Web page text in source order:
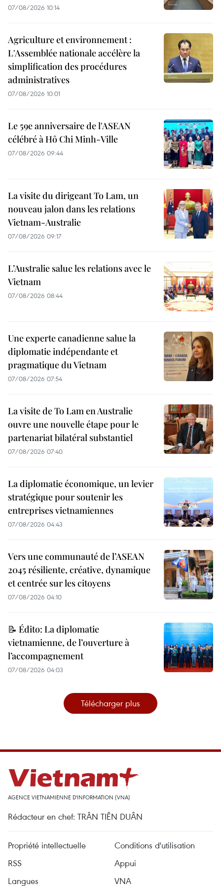
07/08/2026 10:14
Agriculture et environnement :
L'Assemblée nationale accélère la
simplification des procédures
administratives
07/08/2026 10:01
Le 59e anniversaire de l'ASEAN
célébré à Hô Chi Minh-Ville
07/08/2026 09:44
La visite du dirigeant To Lam, un
nouveau jalon dans les relations
Vietnam-Australie
07/08/2026 09:17
L’Australie salue les relations avec le
Vietnam
07/08/2026 08:44
Une experte canadienne salue la
diplomatie indépendante et
pragmatique du Vietnam
07/08/2026 07:54
La visite de To Lam en Australie
ouvre une nouvelle étape pour le
partenariat bilatéral substantiel
07/08/2026 07:40
La diplomatie économique, un levier
stratégique pour soutenir les
entreprises vietnamiennes
07/08/2026 04:43
Vers une communauté de l’ASEAN
2045 résiliente, créative, dynamique
et centrée sur les citoyens
07/08/2026 04:10
📝 Édito: La diplomatie
vietnamienne, de l’ouverture à
l’accompagnement
07/08/2026 04:03
Télécharger plus
AGENCE VIETNAMIENNE D'INFORMATION (VNA)
Rédacteur en chef: TRÂN TIÊN DUÂN
Propriété intellectuelle
Conditions d'utilisation
RSS
Appui
Langues
VNA